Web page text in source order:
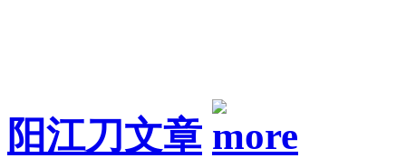
阳江刀文章